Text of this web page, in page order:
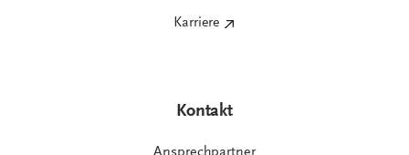
Karriere
Kontakt